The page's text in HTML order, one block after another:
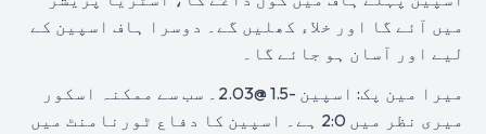
میں آئے گا اور خلاء کھلیں گے۔ دوسرا ہاف اسپین کے
لیے اور آسان ہو جائے گا۔
میرا مین پک: اسپین -1.5 @2.03۔ سب سے ممکنہ اسکور
میری نظر میں 2:0 ہے۔ اسپین کا دفاع ٹورنامنٹ میں